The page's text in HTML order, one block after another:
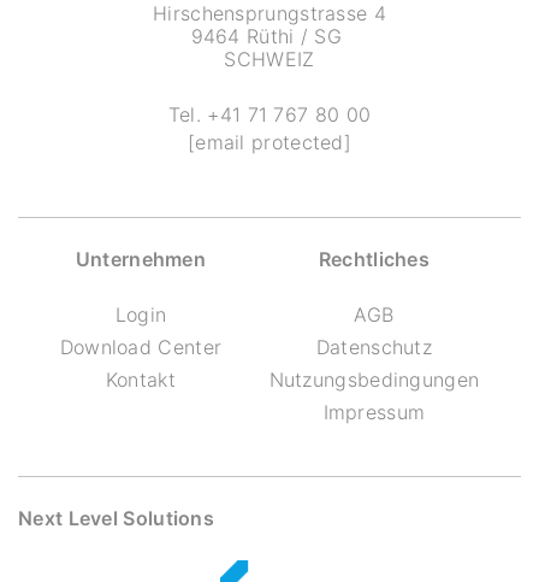
Hirschensprungstrasse 4
9464 Rüthi / SG
SCHWEIZ
Tel. +41 71 767 80 00
[email protected]
Unternehmen
Login
Download Center
Kontakt
Rechtliches
AGB
Datenschutz
Nutzungsbedingungen
Impressum
Next Level Solutions